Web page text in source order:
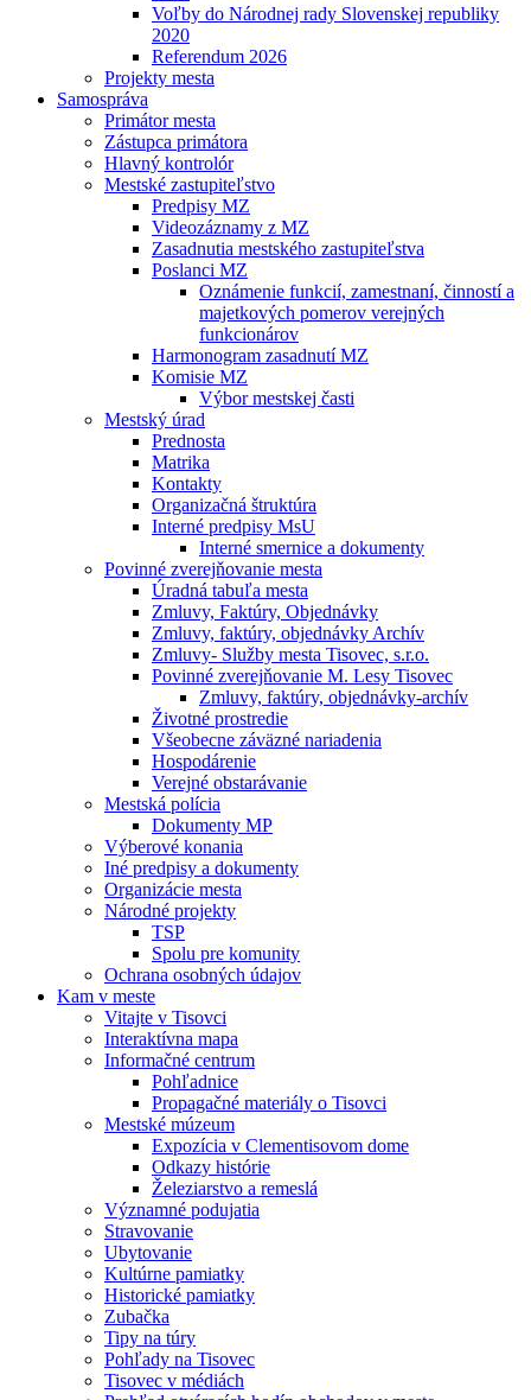
Voľby do Národnej rady Slovenskej republiky
2020
Referendum 2026
Projekty mesta
Samospráva
Primátor mesta
Zástupca primátora
Hlavný kontrolór
Mestské zastupiteľstvo
Predpisy MZ
Videozáznamy z MZ
Zasadnutia mestského zastupiteľstva
Poslanci MZ
Oznámenie funkcií, zamestnaní, činností a
majetkových pomerov verejných
funkcionárov
Harmonogram zasadnutí MZ
Komisie MZ
Výbor mestskej časti
Mestský úrad
Prednosta
Matrika
Kontakty
Organizačná štruktúra
Interné predpisy MsU
Interné smernice a dokumenty
Povinné zverejňovanie mesta
Úradná tabuľa mesta
Zmluvy, Faktúry, Objednávky
Zmluvy, faktúry, objednávky Archív
Zmluvy- Služby mesta Tisovec, s.r.o.
Povinné zverejňovanie M. Lesy Tisovec
Zmluvy, faktúry, objednávky-archív
Životné prostredie
Všeobecne záväzné nariadenia
Hospodárenie
Verejné obstarávanie
Mestská polícia
Dokumenty MP
Výberové konania
Iné predpisy a dokumenty
Organizácie mesta
Národné projekty
TSP
Spolu pre komunity
Ochrana osobných údajov
Kam v meste
Vitajte v Tisovci
Interaktívna mapa
Informačné centrum
Pohľadnice
Propagačné materiály o Tisovci
Mestské múzeum
Expozícia v Clementisovom dome
Odkazy histórie
Železiarstvo a remeslá
Významné podujatia
Stravovanie
Ubytovanie
Kultúrne pamiatky
Historické pamiatky
Zubačka
Tipy na túry
Pohľady na Tisovec
Tisovec v médiách